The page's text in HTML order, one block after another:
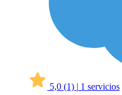
5,0 (1) | 1 servicios